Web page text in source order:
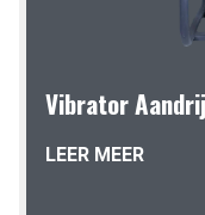
Vibrator
LEER MEER